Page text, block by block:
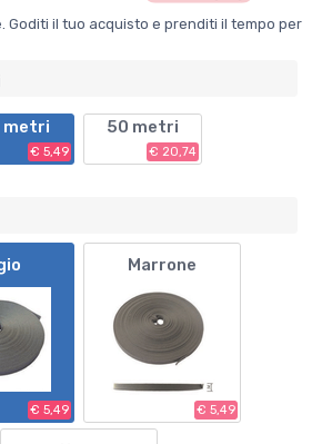
Goditi il tuo acquisto e prenditi il tempo per
metri
€ 5,49
50 metri
€ 20,74
€ 5,49
Marrone
€ 5,49